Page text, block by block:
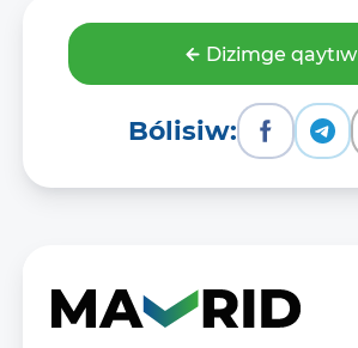
Dizimge qaytıw
Bólisiw: